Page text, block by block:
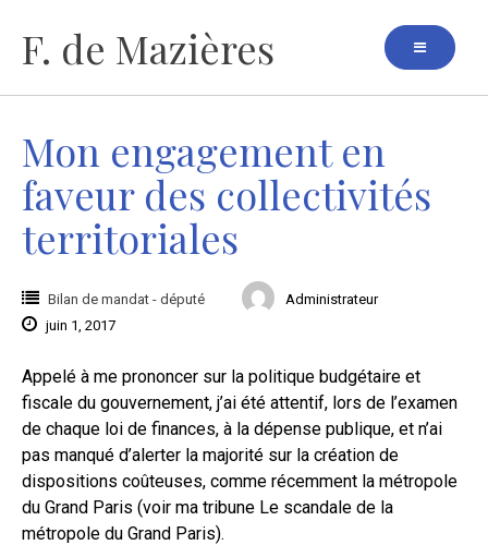
contenuF. de Mazières
Mon engagement en
faveur des collectivités
territoriales
Bilan de mandat - député
Administrateur
juin 1, 2017
Appelé à me prononcer sur la politique budgétaire et
fiscale du gouvernement, j’ai été attentif, lors de l’examen
de chaque loi de finances, à la dépense publique, et n’ai
pas manqué d’alerter la majorité sur la création de
dispositions coûteuses, comme récemment la métropole
du Grand Paris (voir ma tribune Le scandale de la
métropole du Grand Paris).